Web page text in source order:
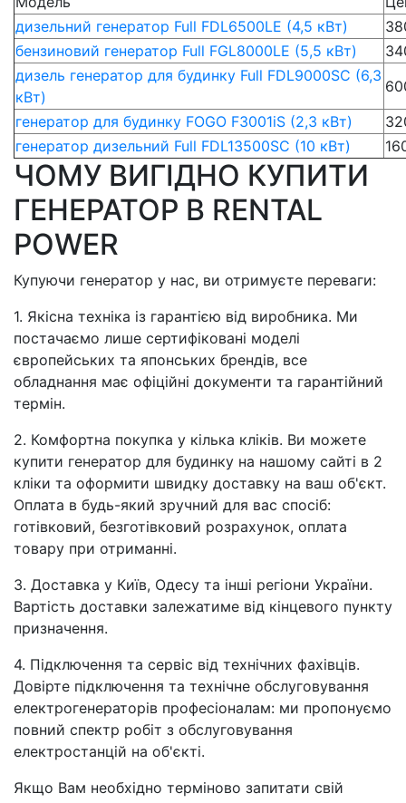
дизельний генератор Full FDL6500LE (4,5 кВт)
бензиновий генератор Full FGL8000LE (5,5 кВт)
дизель генератор для будинку Full FDL9000SC (6,3
кВт)
генератор для будинку FOGO F3001iS (2,3 кВт)
генератор дизельний Full FDL13500SC (10 кВт)
ЧОМУ ВИГІДНО КУПИТИ
ГЕНЕРАТОР В RENTAL
POWER
Купуючи генератор у нас, ви отримуєте переваги:
1. Якісна техніка із гарантією від виробника. Ми
постачаємо лише сертифіковані моделі
європейських та японських брендів, все
обладнання має офіційні документи та гарантійний
термін.
2. Комфортна покупка у кілька кліків. Ви можете
купити генератор для будинку на нашому сайті в 2
кліки та оформити швидку доставку на ваш об'єкт.
Оплата в будь-який зручний для вас спосіб:
готівковий, безготівковий розрахунок, оплата
товару при отриманні.
3. Доставка у Київ, Одесу та інші регіони України.
Вартість доставки залежатиме від кінцевого пункту
призначення.
4. Підключення та сервіс від технічних фахівців.
Довірте підключення та технічне обслуговування
електрогенераторів професіоналам: ми пропонуємо
повний спектр робіт з обслуговування
електростанцій на об'єкті.
Якщо Вам необхідно терміново запитати свій